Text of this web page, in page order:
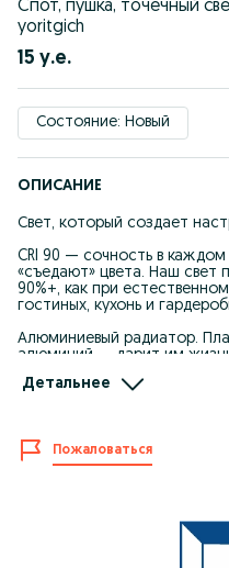
Спот, пушка, точечный
yoritgich
15 у.е.
Состояние: Новый
ОПИСАНИЕ
Свет, который создает
CRI 90 — сочность в
«съедают» цвета. Наш свет
90%+, как при
гостиных, кухонь и
Алюминиевый радиатор.
алюминий — дарит им
со временем.
систем.
Минимализм в деталях,
Магия акцентов: Направьте
Детальнее
Пожаловаться